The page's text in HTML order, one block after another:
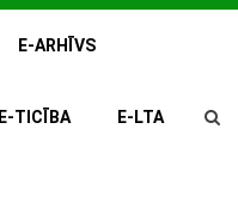
E-ARHĪVS
E-TICĪBA E-LTA